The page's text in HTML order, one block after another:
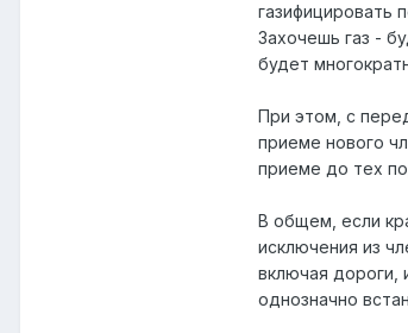
газифицировать
Захочешь газ -
будет
При этом, с
приеме нового
приеме до тех
В общем, если
исключения из
включая дороги,
однозначно